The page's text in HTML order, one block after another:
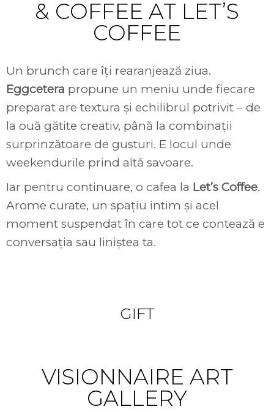
& COFFEE AT LET’S
COFFEE
Un brunch care îți rearanjează ziua.
Eggcetera propune un meniu unde fiecare
preparat are textura și echilibrul potrivit – de
la ouă gătite creativ, până la combinații
surprinzătoare de gusturi. E locul unde
weekendurile prind altă savoare.
Iar pentru continuare, o cafea la Let’s Coffee.
Arome curate, un spațiu intim și acel
moment suspendat în care tot ce contează e
conversația sau liniștea ta.
GIFT
VISIONNAIRE ART
GALLERY